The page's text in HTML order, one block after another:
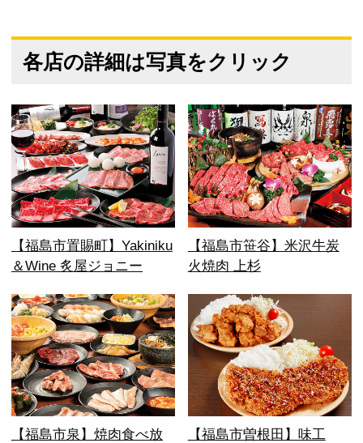
各店の詳細は写真をクリック
【福島市置賜町】Yakiniku
＆Wine 炙屋ジョニー
【福島市笹谷】米沢牛炭
火焼肉 上杉
【福島市泉】焼肉食べ放
【福島市曽根田】味工